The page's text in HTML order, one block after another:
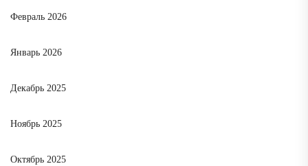
Февраль 2026
Январь 2026
Декабрь 2025
Ноябрь 2025
Октябрь 2025